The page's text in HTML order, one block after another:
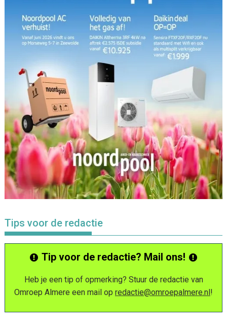
Tips voor de redactie
Tip voor de redactie? Mail ons!
Heb je een tip of opmerking? Stuur de redactie van
Omroep Almere een mail op redactie@omroepalmere.nl!